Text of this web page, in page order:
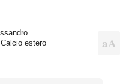
Calcio estero